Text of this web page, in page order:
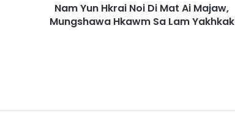
a
Nam Yun Hkrai Noi Di Mat Ai Majaw,
Mungshawa Hkawm Sa Lam Yakhkak